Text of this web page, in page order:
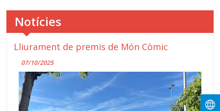
Notícies
Lliurament de premis de Món Còmic
07/10/2025